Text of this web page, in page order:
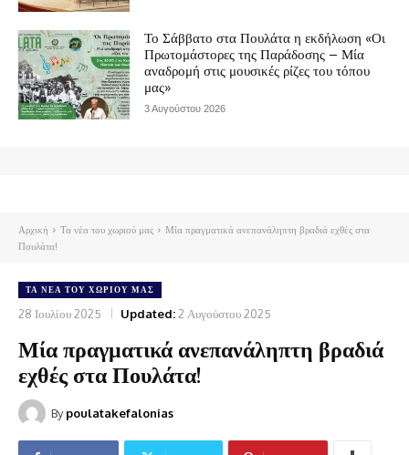
Το Σάββατο στα Πουλάτα η εκδήλωση «Οι
Πρωτομάστορες της Παράδοσης – Μία
αναδρομή στις μουσικές ρίζες του τόπου
μας»
3 Αυγούστου 2026